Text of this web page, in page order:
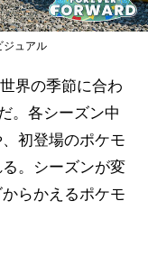
ジュアル
界の季節に合わ
。各シーズン中
初登場のポケモ
。シーズンが変
らかえるポケモ